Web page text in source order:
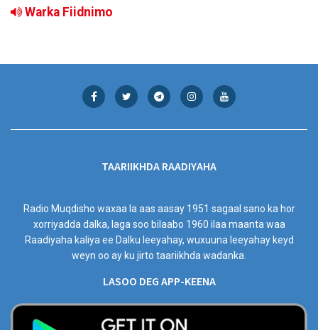
Warka Fiidnimo
TAARIIKHDA RAADIYAHA
Radio Muqdisho waxaa la aas aasay 1951 sagaal sano ka hor
xorriyadda dalka, laga soo bilaabo 1960 ilaa maanta waa
Raadiyaha kaliya ee Dalku leeyahay, wuxuuna leeyahay keyd
weyn oo ay ku jirto taariikhda wadanka.
LASOO DEG APP-KEENA